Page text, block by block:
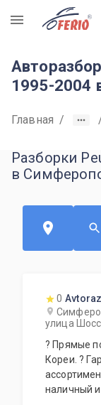
R
1995-2004
Главная /
Разборки
в
0
улица
? Прямые
Кореи. ?
наличный